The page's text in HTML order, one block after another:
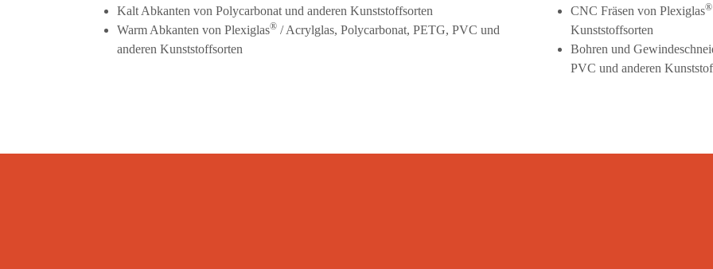
Kalt Abkanten von Polycarbonat und anderen Kunststoffsorten
Warm Abkanten von Plexiglas® / Acrylglas, Polycarbonat, PETG, PVC und
anderen Kunststoffsorten
CNC Fräsen von Plexiglas®
Kunststoffsorten
Bohren und
PVC und anderen